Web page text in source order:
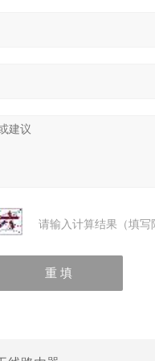
请输入计算结果（填